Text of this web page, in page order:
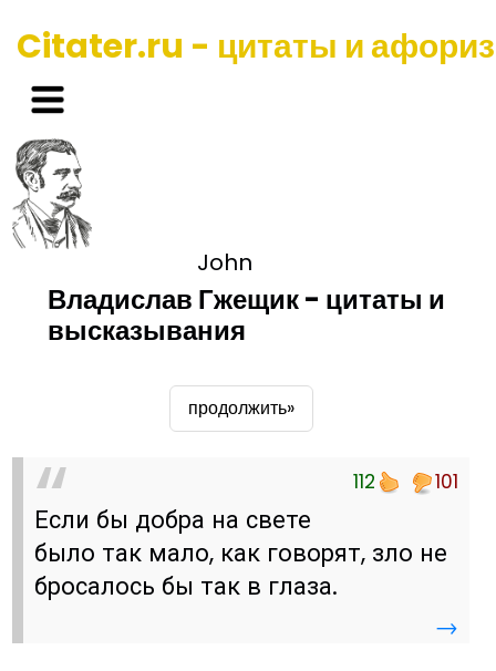
Citater.ru - цитаты и
John
Владислав Гжещик - цитаты и
высказывания
продолжить»
112 101
Если бы добра на свете
было так мало, как говорят, зло не
бросалось бы так в глаза.
→